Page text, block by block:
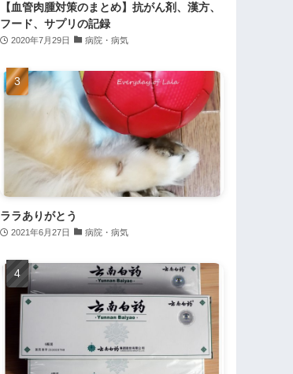
【血管肉腫対策のまとめ】抗がん剤、漢方、
フード、サプリの記録
2020年7月29日 病院・病気
ララありがとう
2021年6月27日 病院・病気